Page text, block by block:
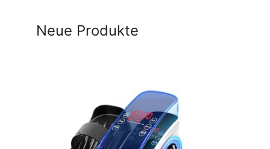
Neue Produkte